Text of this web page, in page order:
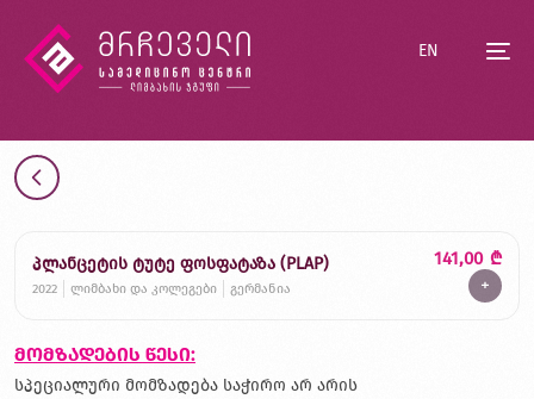
EN
პლანცეტის ტუტე ფოსფატაზა (PLAP)
2022 ლიმბახი და კოლეგები გერმანია
141,00 ₾
+
მომზადების წესი:
სპეციალური მომზადება საჭირო არ არის